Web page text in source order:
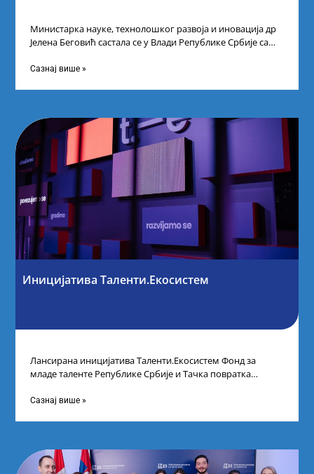
Министарка науке, технолошког развоја и иновација др
Јелена Беговић састала се у Влади Републике Србије са
Сазнај више »
Иницијатива Таленти.Екосистем
Лансирана иницијатива Таленти.Екосистем Фонд за
младе таленте Републике Србије и Тачка повратка
догађају су се
Сазнај више »